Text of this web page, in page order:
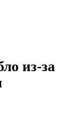
из-за